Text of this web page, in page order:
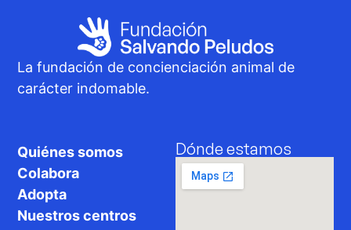
La fundación de concienciación animal de
carácter indomable.
Quiénes somos
Colabora
Adopta
Nuestros centros
Dónde estamos